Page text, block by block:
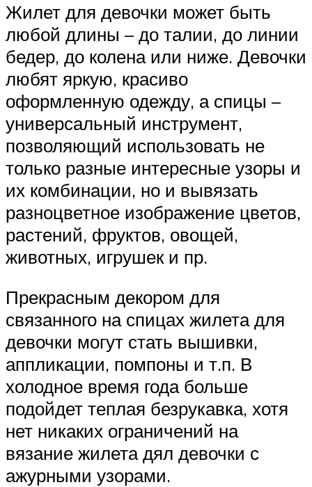
Жилет для девочки может быть
любой длины – до талии, до линии
бедер, до колена или ниже. Девочки
любят яркую, красиво
оформленную одежду, а спицы –
универсальный инструмент,
позволяющий использовать не
только разные интересные узоры и
их комбинации, но и вывязать
разноцветное изображение цветов,
растений, фруктов, овощей,
животных, игрушек и пр.
Прекрасным декором для
связанного на спицах жилета для
девочки могут стать вышивки,
аппликации, помпоны и т.п. В
холодное время года больше
подойдет теплая безрукавка, хотя
нет никаких ограничений на
вязание жилета дял девочки с
ажурными узорами.